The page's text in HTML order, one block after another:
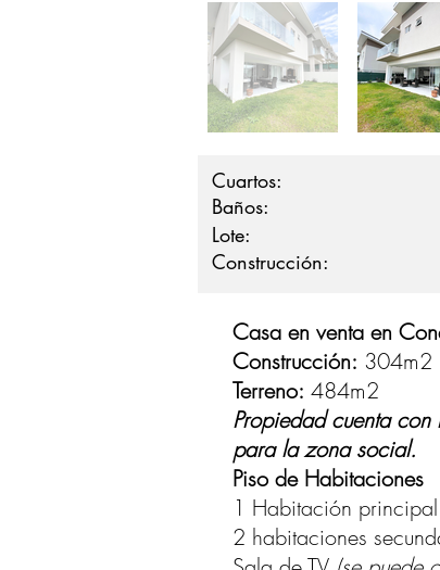
Cuartos:
Baños:
Lote:
Construcción:
Casa en venta en
Construcción: 304m2
Terreno: 484m2
Propiedad cuenta
para la zona social.
Piso de Habitaciones
1 Habitación
2 habitaciones